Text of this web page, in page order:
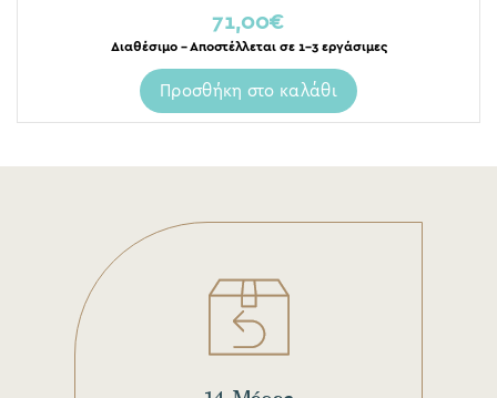
71,00€
Διαθέσιμο – Αποστέλλεται σε 1-3 εργάσιμες
Προσθήκη στο καλάθι